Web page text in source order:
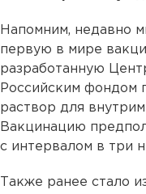
Напомним, недавно
первую в мире
разработанную
Российским фондом
раствор для
Вакцинацию
с интервалом в три
Также ранее стало